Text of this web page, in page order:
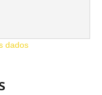
dados